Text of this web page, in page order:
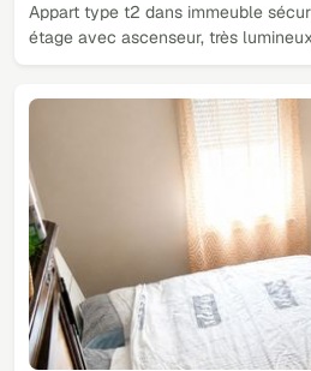
Appart type t2 dans immeuble
étage avec ascenseur, très